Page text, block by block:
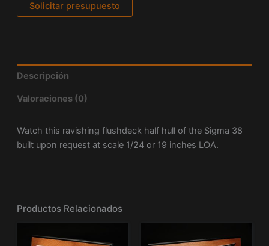
Solicitar presupuesto
Descripción
Valoraciones (0)
Watch this ravishing flushdeck half hull of the Sigma 38
built upon request at scale 1/24 or 19 inches LOA.
Productos Relacionados